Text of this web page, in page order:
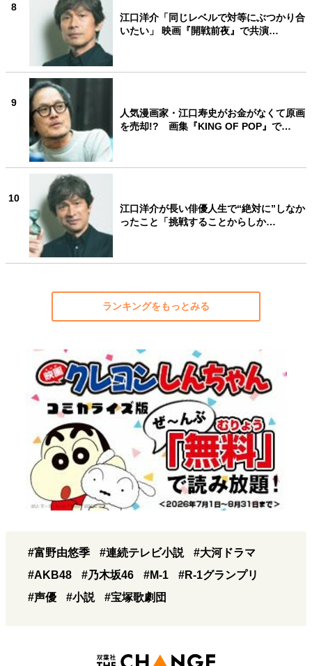
8
江口洋介「同じレベルで対等にぶつかり合
いたい」 映画『開戦前夜』で共演…
9
人気漫画家・江口寿史がお金がなくて原画
を売却!? 画集『KING OF POP』で…
10
江口洋介が長い俳優人生で“絶対に”しなか
ったこと「挑戦することからしか…
ランキングをもっとみる
#富野由悠季 #連続テレビ小説
#大河ドラマ
#AKB48
#乃木坂46 #M-1
#R-1グランプリ
#声優
#小説 #宝塚歌劇団